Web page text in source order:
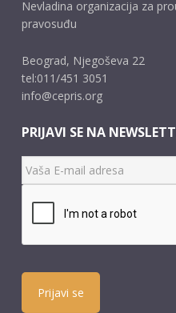
Nevladina organizacija za
pravosuđu
Beograd, Njegoševa 22
tel:011/451 3051
info@cepris.org
PRIJAVI SE NA
Prijavi se